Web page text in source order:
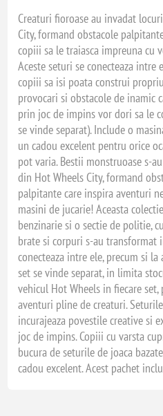
Creaturi fioroase au invadat
City, formand obstacole
copiii sa le traiasca impreuna cu
Aceste seturi se conecteaza
copiii sa isi poata construi
provocari si obstacole de inamic
prin joc de impins vor dori sa le
se vinde separat). Include o
un cadou excelent pentru orice
pot varia. Bestii monstruoase s-
din Hot Wheels City, formand
palpitante care inspira aventuri
masini de jucarie! Aceasta
benzinarie si o sectie de politie,
brate si corpuri s-au transformat
conecteaza intre ele, precum si
set se vinde separat, in limita
vehicul Hot Wheels in fiecare
aventuri pline de creaturi.
incurajeaza povestile creative si
joc de impins. Copiii cu varsta
bucura de seturile de joaca
cadou excelent. Acest pachet